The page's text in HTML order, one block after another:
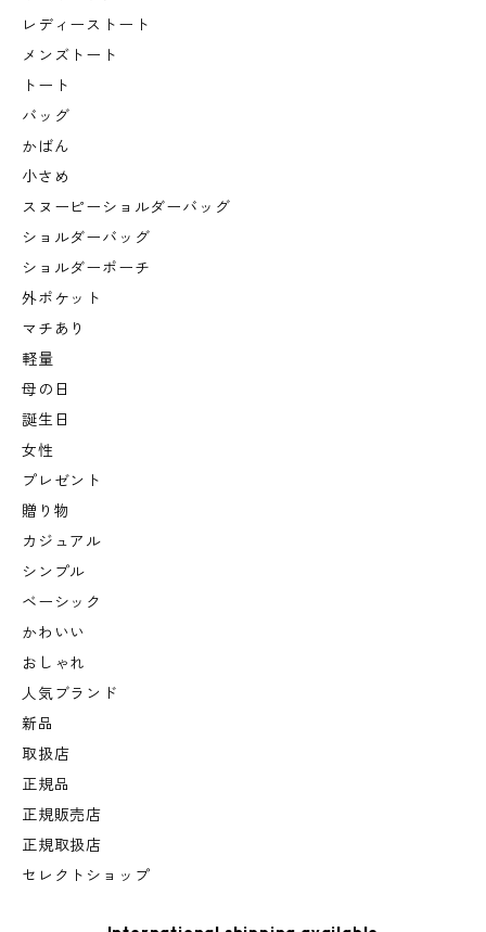
レディーストート
メンズトート
トート
バッグ
かばん
小さめ
スヌーピーショルダーバッグ
ショルダーバッグ
ショルダーポーチ
外ポケット
マチあり
軽量
母の日
誕生日
女性
プレゼント
贈り物
カジュアル
シンプル
ベーシック
かわいい
おしゃれ
人気ブランド
新品
取扱店
正規品
正規販売店
正規取扱店
セレクトショップ